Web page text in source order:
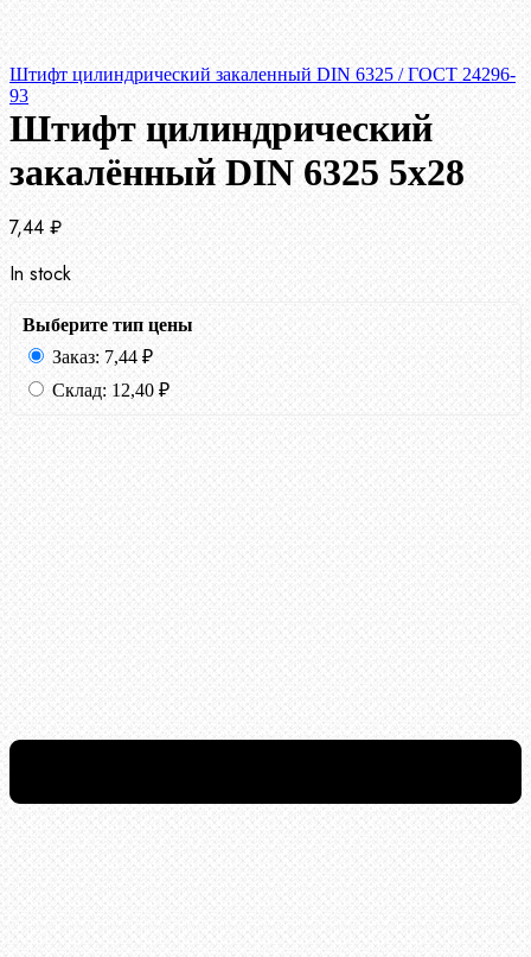
Штифт цилиндрический закаленный DIN 6325 / ГОСТ 24296-
93
Штифт цилиндрический
закалённый DIN 6325 5х28
7,44 ₽
In stock
Выберите тип цены
Заказ: 7,44 ₽
Склад: 12,40 ₽